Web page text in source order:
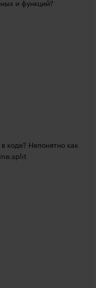
и функций?
коде? Непонятно как